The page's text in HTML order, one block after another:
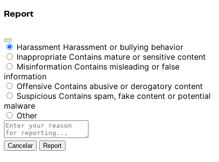
Report
Harassment Harassment or bullying behavior
Inappropriate Contains mature or sensitive content
Misinformation Contains misleading or false
information
Offensive Contains abusive or derogatory content
Suspicious Contains spam, fake content or potential
malware
Other
Report
note
Report